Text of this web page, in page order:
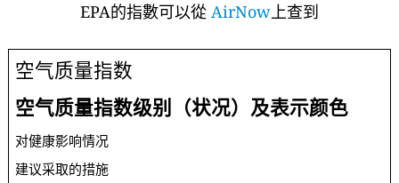
EPA的指數可以從 AirNow上查到
空气质量指数
空气质量指数级别（状况）及表示颜色
对健康影响情况
建议采取的措施